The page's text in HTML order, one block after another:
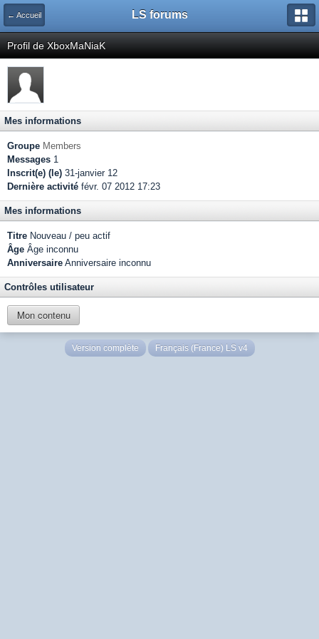
← Accueil LS forums
Profil de XboxMaNiaK
Mes informations
Groupe Members
Messages 1
Inscrit(e) (le) 31-janvier 12
Dernière activité févr. 07 2012 17:23
Mes informations
Titre Nouveau / peu actif
Âge Âge inconnu
Anniversaire Anniversaire inconnu
Contrôles utilisateur
Mon contenu
Version complète Français (France) LS v4